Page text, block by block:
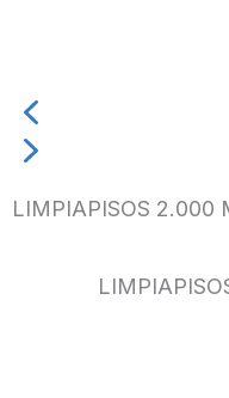
LIMPIAPISOS 2.000